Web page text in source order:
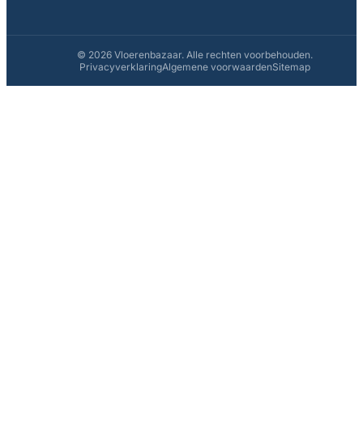
© 2026 Vloerenbazaar. Alle rechten voorbehouden.
PrivacyverklaringAlgemene voorwaardenSitemap